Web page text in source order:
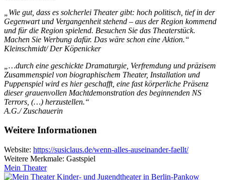
„Wie gut, dass es solcherlei Theater gibt: hoch politisch, tief in der
Gegenwart und Vergangenheit stehend – aus der Region kommend
und für die Region spielend. Besuchen Sie das Theaterstück.
Machen Sie Werbung dafür. Das wäre schon eine Aktion.“
Kleinschmidt/ Der Köpenicker
„…durch eine geschickte Dramaturgie, Verfremdung und präzisem
Zusammenspiel von biographischem Theater, Installation und
Puppenspiel wird es hier geschafft, eine fastkörperliche Präsenz
dieser grauenvollen Machtdemonstration des beginnenden NS
Terrors, (…) herzustellen.“
A.G./ Zuschauerin
Weitere Informationen
Website: https://susiclaus.de/wenn-alles-auseinander-faellt/
Weitere Merkmale: Gastspiel
Mein Theater